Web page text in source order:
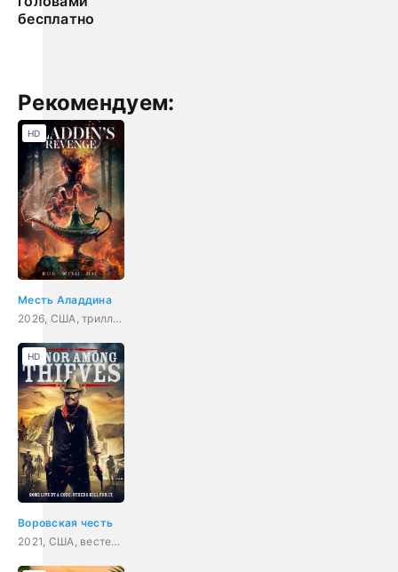
бесплатно
Рекомендуем:
Месть Аладдина
2026, США, триллер
HD
Воровская честь
2021, США, вестерн
HD